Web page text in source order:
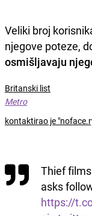
Veliki broj
njegove poteze,
osmišljavaju
Britanski list
Metro
kontaktirao je
Thief
asks
https://